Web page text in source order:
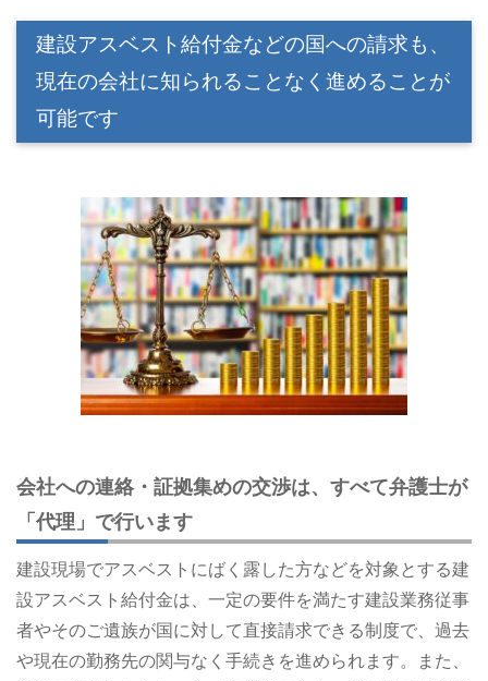
建設アスベスト給付金などの国への請求も、
現在の会社に知られることなく進めることが
可能です
会社への連絡・証拠集めの交渉は、すべて弁護士が
「代理」で行います
建設現場でアスベストにばく露した方などを対象とする建
設アスベスト給付金は、一定の要件を満たす建設業務従事
者やそのご遺族が国に対して直接請求できる制度で、過去
や現在の勤務先の関与なく手続きを進められます。また、